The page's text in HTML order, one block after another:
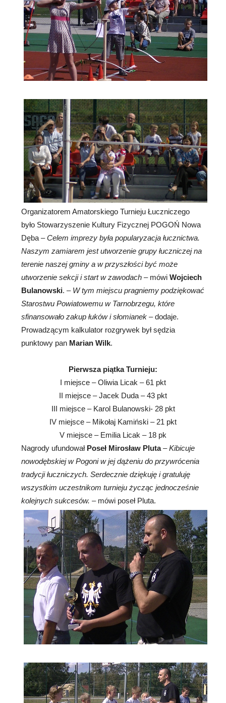
Organizatorem Amatorskiego Turnieju Łuczniczego
było Stowarzyszenie Kultury Fizycznej POGOŃ Nowa
Dęba –Celem imprezy była popularyzacja łucznictwa.
Naszym zamiarem jest utworzenie grupy łuczniczej na
terenie naszej gminy a w przyszłości być może
utworzenie sekcji i start w zawodach –mówi Wojciech
Bulanowski. –W tym miejscu pragniemy podziękować
Starostwu Powiatowemu w Tarnobrzegu, które
sfinansowało zakup łuków i słomianek – dodaje.
Prowadzącym kalkulator rozgrywek był sędzia
punktowy pan Marian Wilk.
Pierwsza piątka Turnieju:
I miejsce – Oliwia Licak – 61 pkt
II miejsce – Jacek Duda – 43 pkt
III miejsce – Karol Bulanowski- 28 pkt
IV miejsce – Mikołaj Kamiński – 21 pkt
V miejsce – Emilia Licak – 18 pk
Nagrody ufundował Poseł Mirosław Pluta–Kibicuje
nowodębskiej w Pogoni w jej dążeniu do przywrócenia
tradycji łuczniczych. Serdecznie dziękuję i gratuluję
wszystkim uczestnikom turnieju życząc jednocześnie
kolejnych sukcesów. – mówi poseł Pluta.